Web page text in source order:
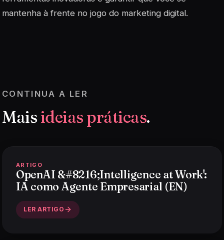
mantenha à frente no jogo do marketing digital.
CONTINUA A LER
Mais ideias práticas.
ARTIGO
OpenAI &#8216;Intelligence at Work':
IA como Agente Empresarial (EN)
LER ARTIGO